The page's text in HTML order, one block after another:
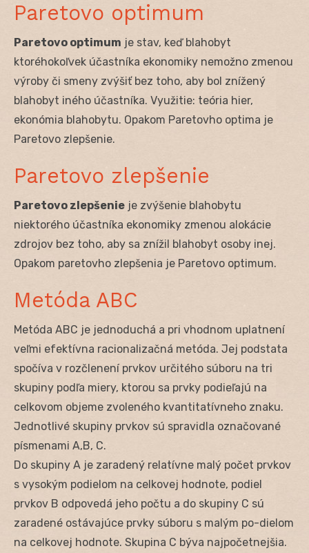
Paretovo optimum
Paretovo optimum je stav, keď blahobyt
ktoréhokoľvek účastníka ekonomiky nemožno zmenou
výroby či smeny zvýšiť bez toho, aby bol znížený
blahobyt iného účastníka. Využitie: teória hier,
ekonómia blahobytu. Opakom Paretovho optima je
Paretovo zlepšenie.
Paretovo zlepšenie
Paretovo zlepšenie je zvýšenie blahobytu
niektorého účastníka ekonomiky zmenou alokácie
zdrojov bez toho, aby sa znížil blahobyt osoby inej.
Opakom paretovho zlepšenia je Paretovo optimum.
Metóda ABC
Metóda ABC je jednoduchá a pri vhodnom uplatnení
veľmi efektívna racionalizačná metóda. Jej podstata
spočíva v rozčlenení prvkov určitého súboru na tri
skupiny podľa miery, ktorou sa prvky podieľajú na
celkovom objeme zvoleného kvantitatívneho znaku.
Jednotlivé skupiny prvkov sú spravidla označované
písmenami A,B, C.
Do skupiny A je zaradený relatívne malý počet prvkov
s vysokým podielom na celkovej hodnote, podiel
prvkov B odpovedá jeho počtu a do skupiny C sú
zaradené ostávajúce prvky súboru s malým po-dielom
na celkovej hodnote. Skupina C býva najpočetnejšia.